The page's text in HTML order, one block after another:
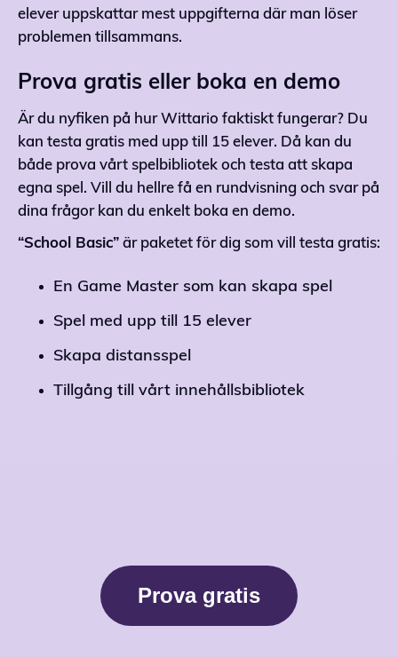
elever uppskattar mest uppgifterna där man löser
problemen tillsammans.
Prova gratis eller boka en demo
Är du nyfiken på hur Wittario faktiskt fungerar? Du
kan testa gratis med upp till 15 elever. Då kan du
både prova vårt spelbibliotek och testa att skapa
egna spel. Vill du hellre få en rundvisning och svar på
dina frågor kan du enkelt boka en demo.
“School Basic” är paketet för dig som vill testa gratis:
En Game Master som kan skapa spel
Spel med upp till 15 elever
Skapa distansspel
Tillgång till vårt innehållsbibliotek
Prova gratis